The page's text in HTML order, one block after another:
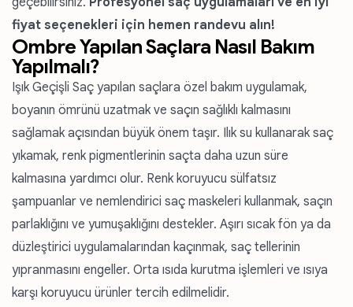
fiyat seçenekleri için hemen randevu alın!
Ombre Yapılan Saçlara Nasıl Bakım
Yapılmalı?
Işık Geçişli Saç yapılan saçlara özel bakım uygulamak,
boyanın ömrünü uzatmak ve saçın sağlıklı kalmasını
sağlamak açısından büyük önem taşır. Ilık su kullanarak saç
yıkamak, renk pigmentlerinin saçta daha uzun süre
kalmasına yardımcı olur. Renk koruyucu sülfatsız
şampuanlar ve nemlendirici saç maskeleri kullanmak, saçın
parlaklığını ve yumuşaklığını destekler. Aşırı sıcak fön ya da
düzleştirici uygulamalarından kaçınmak, saç tellerinin
yıpranmasını engeller. Orta ısıda kurutma işlemleri ve ısıya
karşı koruyucu ürünler tercih edilmelidir.